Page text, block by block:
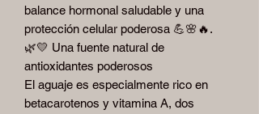
balance hormonal saludable y una
protección celular poderosa 💪🌸🔥.
🌿💛 Una fuente natural de
antioxidantes poderosos
El aguaje es especialmente rico en
betacarotenos y vitamina A, dos